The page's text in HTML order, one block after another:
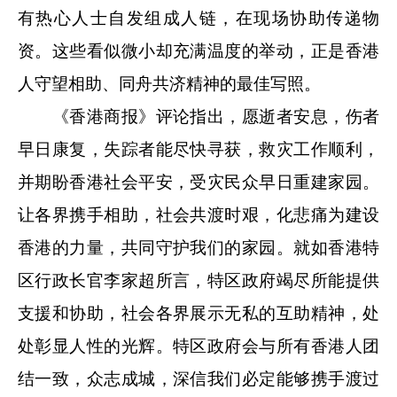
有热心人士自发组成人链，在现场协助传递物
资。这些看似微小却充满温度的举动，正是香港
人守望相助、同舟共济精神的最佳写照。
《香港商报》评论指出，愿逝者安息，伤者
早日康复，失踪者能尽快寻获，救灾工作顺利，
并期盼香港社会平安，受灾民众早日重建家园。
让各界携手相助，社会共渡时艰，化悲痛为建设
香港的力量，共同守护我们的家园。就如香港特
区行政长官李家超所言，特区政府竭尽所能提供
支援和协助，社会各界展示无私的互助精神，处
处彰显人性的光辉。特区政府会与所有香港人团
结一致，众志成城，深信我们必定能够携手渡过